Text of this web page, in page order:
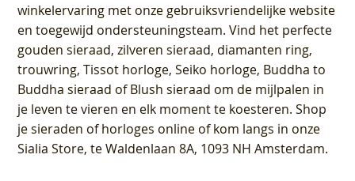
winkelervaring met onze gebruiksvriendelijke website
en toegewijd ondersteuningsteam. Vind het perfecte
gouden sieraad, zilveren sieraad, diamanten ring,
trouwring, Tissot horloge, Seiko horloge, Buddha to
Buddha sieraad of Blush sieraad om de mijlpalen in
je leven te vieren en elk moment te koesteren. Shop
je sieraden of horloges online of kom langs in onze
Sialia Store, te Waldenlaan 8A, 1093 NH Amsterdam.